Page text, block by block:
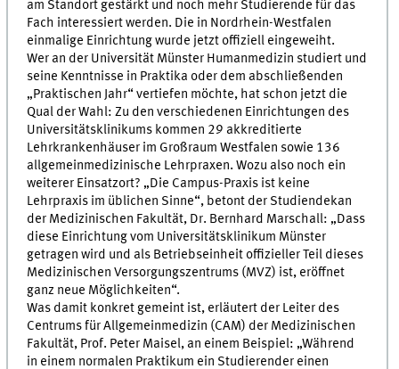
am Standort gestärkt und noch mehr Studierende für das
Fach interessiert werden. Die in Nordrhein-Westfalen
einmalige Einrichtung wurde jetzt offiziell eingeweiht.
Wer an der Universität Münster Humanmedizin studiert und
seine Kenntnisse in Praktika oder dem abschließenden
„Praktischen Jahr“ vertiefen möchte, hat schon jetzt die
Qual der Wahl: Zu den verschiedenen Einrichtungen des
Universitätsklinikums kommen 29 akkreditierte
Lehrkrankenhäuser im Großraum Westfalen sowie 136
allgemeinmedizinische Lehrpraxen. Wozu also noch ein
weiterer Einsatzort? „Die Campus-Praxis ist keine
Lehrpraxis im üblichen Sinne“, betont der Studiendekan
der Medizinischen Fakultät, Dr. Bernhard Marschall: „Dass
diese Einrichtung vom Universitätsklinikum Münster
getragen wird und als Betriebseinheit offizieller Teil dieses
Medizinischen Versorgungszentrums (MVZ) ist, eröffnet
ganz neue Möglichkeiten“.
Was damit konkret gemeint ist, erläutert der Leiter des
Centrums für Allgemeinmedizin (CAM) der Medizinischen
Fakultät, Prof. Peter Maisel, an einem Beispiel: „Während
in einem normalen Praktikum ein Studierender einen